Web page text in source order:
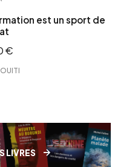
est un sport de
€
LIVRES